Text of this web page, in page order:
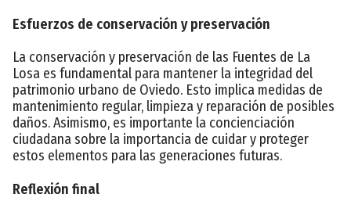
Esfuerzos de conservación y preservación
La conservación y preservación de las Fuentes de La
Losa es fundamental para mantener la integridad del
patrimonio urbano de Oviedo. Esto implica medidas de
mantenimiento regular, limpieza y reparación de posibles
daños. Asimismo, es importante la concienciación
ciudadana sobre la importancia de cuidar y proteger
estos elementos para las generaciones futuras.
Reflexión final